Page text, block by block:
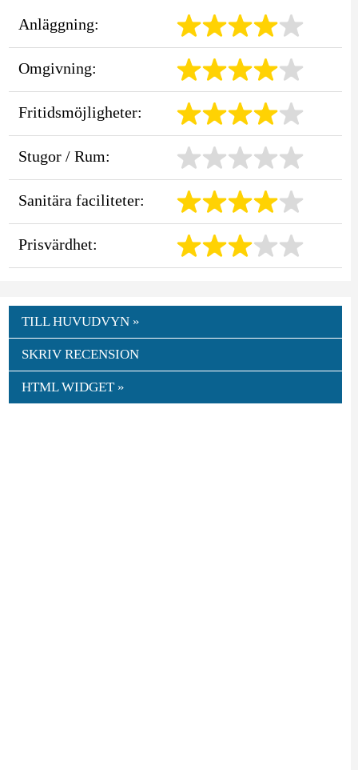
Anläggning:
Omgivning:
Fritidsmöjligheter:
Stugor / Rum:
Sanitära faciliteter:
Prisvärdhet:
TILL HUVUDVYN »
SKRIV RECENSION
HTML WIDGET »